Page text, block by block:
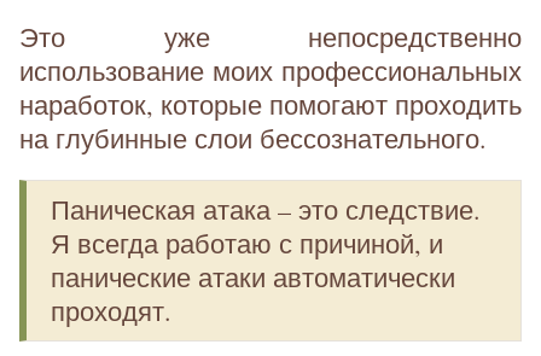
Это уже непосредственно
использование моих профессиональных
наработок, которые помогают проходить
на глубинные слои бессознательного.
Паническая атака – это следствие.
Я всегда работаю с причиной, и
панические атаки автоматически
проходят.